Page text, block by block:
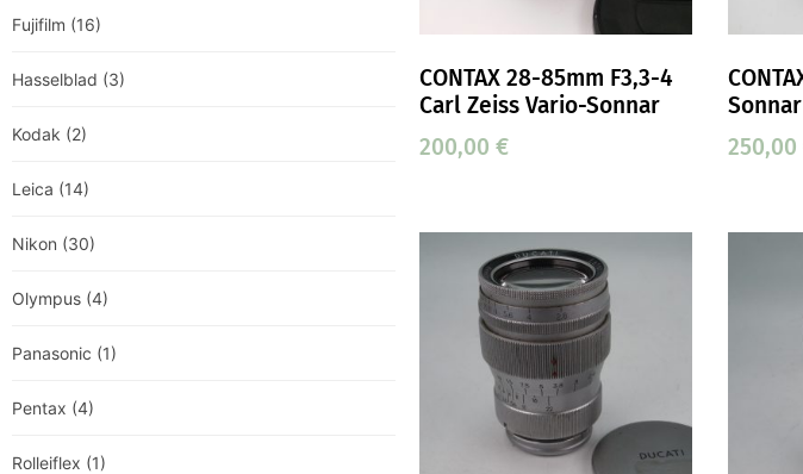
Fujifilm (16)
Hasselblad (3)
Kodak (2)
Leica (14)
Nikon (30)
Olympus (4)
Panasonic (1)
Pentax (4)
Rolleiflex (1)
CONTAX 28-85mm F3,3-4
Carl Zeiss Vario-Sonnar
200,00 €
Sonnar
250,00